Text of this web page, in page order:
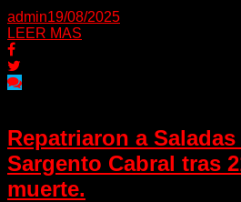
admin19/08/2025
LEER MAS
Repatriaron a
Sargento Cabral tras
muerte.